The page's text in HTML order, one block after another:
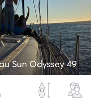
Sun Odyssey 49